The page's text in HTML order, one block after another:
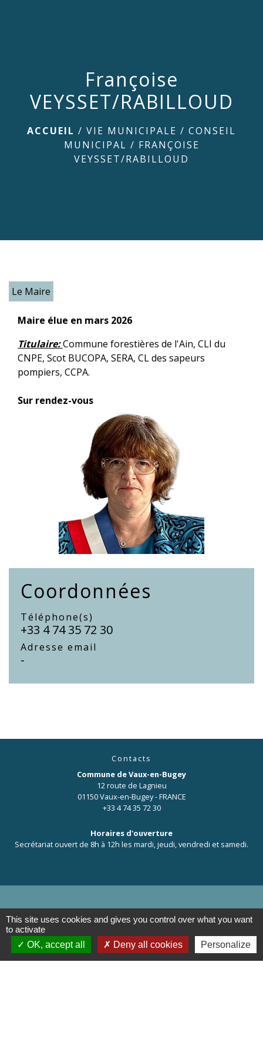
Françoise
VEYSSET/RABILLOUD
ACCUEIL / VIE MUNICIPALE / CONSEIL
MUNICIPAL / FRANÇOISE
VEYSSET/RABILLOUD
Le Maire
Maire élue en mars 2026
Titulaire:Commune forestières de l'Ain, CLI du
CNPE, Scot BUCOPA, SERA, CL des sapeurs
pompiers, CCPA.
Sur rendez-vous
Coordonnées
Téléphone(s)
+33 4 74 35 72 30
Adresse email
-
Contacts
Commune de Vaux-en-Bugey
12 route de Lagnieu
01150 Vaux-en-Bugey - FRANCE
+33 4 74 35 72 30
Horaires d'ouverture
Secrétariat ouvert de 8h à 12h les mardi, jeudi, vendredi et samedi.
Liens
OT de Pérouges
This site uses cookies and gives you control over what you want
to activate
OK, accept all
Deny all cookies Personalize